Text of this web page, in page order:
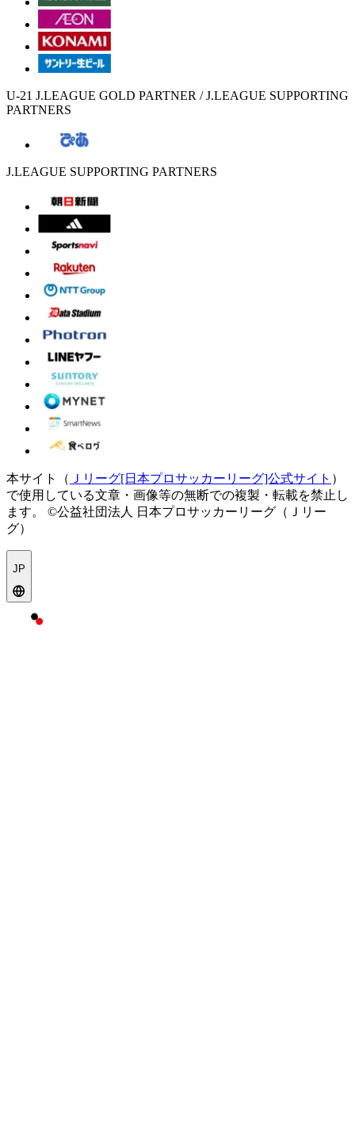
U-21 J.LEAGUE GOLD PARTNER / J.LEAGUE SUPPORTING
PARTNERS
J.LEAGUE SUPPORTING PARTNERS
本サイト（ Ｊリーグ[日本プロサッカーリーグ]公式サイト ）
で使用している文章・画像等の無断での複製・転載を禁止し
ます。
©公益社団法人 日本プロサッカーリーグ（Ｊリー
グ）
JP